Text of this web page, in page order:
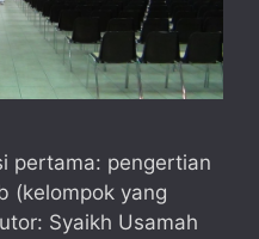
pertama: pengertian
(kelompok yang
Syaikh Usamah